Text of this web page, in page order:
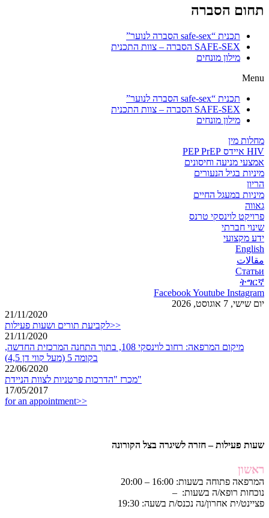
תחום הסברה
תכנית “safe-sex הסברה לנוער”
SAFE-SEX הסברה – צוות התכנית
מילון מונחים
Menu
תכנית “safe-sex הסברה לנוער”
SAFE-SEX הסברה – צוות התכנית
מילון מונחים
מחלות מין
HIV איידס PEP PrEP
אמצעי מניעה וחיסונים
מיניות בגיל הנעורים
הריון
מיניות במעגל החיים
גאווה
פרויקט לוינסקי טרנס
שינוי חברתי
ידע מקצועי
English
مقالات
Статьи
ትግርኛ
FacebookYoutube Instagram
יום שישי, 7 אוגוסט, 2026
21/11/2020
לקביעת תורים ושעות פעילות>>
21/11/2020
מיקום המרפאה: רחוב לוינסקי 108, בתוך התחנה המרכזית החדשה,
בקומה 5 (מעל קווי דן 4,5)
22/06/2020
מכרז "הדרכות פרטניות לצוות הניידת"
17/05/2017
for an appointment>>
שעות פעילות – חזרה לשיגרה בצל הקורונה
ראשון
המרפאה פתוחה בשעות: 16:00 – 20:00
נוכחות רופא/ה בשעות: –
פציינט/ית אחרון/נה נכנס/ת בשעה: 19:30